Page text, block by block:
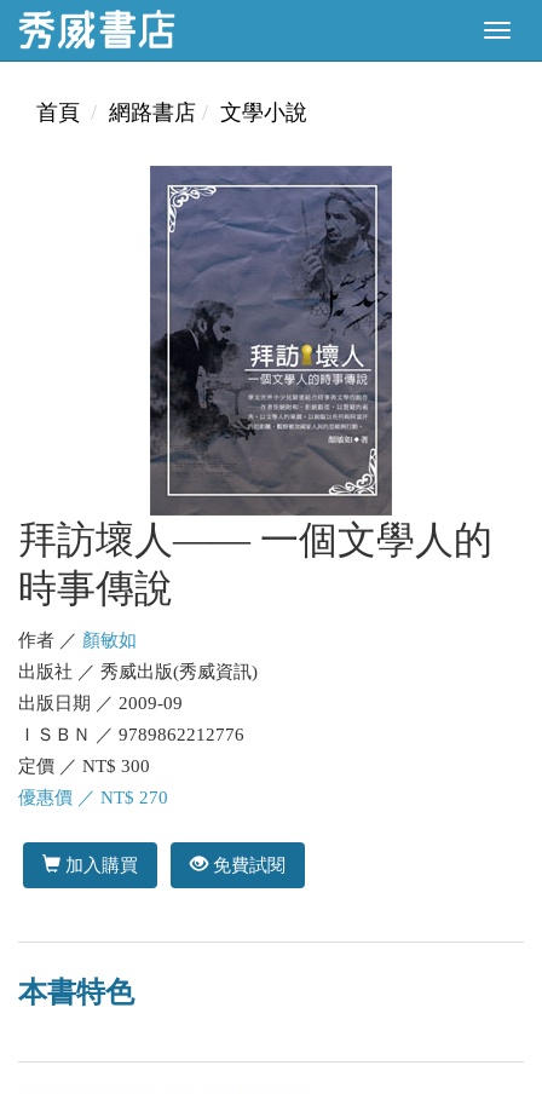
首頁 網路書店 文學小說
拜訪壞人—— 一個文學人的
時事傳說
作者 ／ 顏敏如
出版社 ／ 秀威出版(秀威資訊)
出版日期 ／ 2009-09
ＩＳＢＮ ／ 9789862212776
定價 ／ NT$ 300
優惠價 ／ NT$ 270
加入購買 免費試閱
本書特色